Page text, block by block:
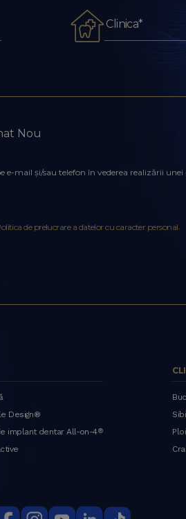
Clinica*
Nou
mail și/sau telefon în vederea realizării
de prelucrare a datelor cu caracter personal.
Design®
implant dentar All-on-4®